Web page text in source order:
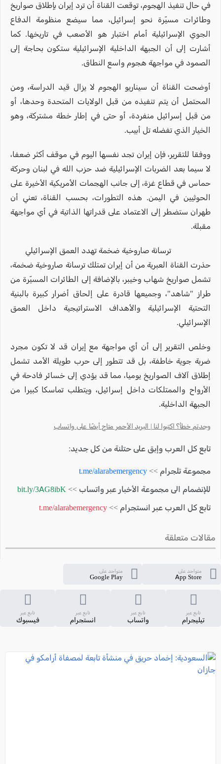
في حال تنفيذ الهجوم، توقعت القناة أن ترد إيران بإطلاق صواريخ
وطائرات مسيّرة نحو إسرائيل، مما سيضع منظومة الدفاع
الجوي الإسرائيلية أمام اختبار هو الأصعب في تاريخها. كما
أشارت إلى أن الجبهة الداخلية الإسرائيلية ستكون بحاجة إلى
الصمود في مواجهة هجوم واسع النطاق.
أوضحت القناة أن سيناريو الهجوم لا يزال قيد الدراسة، ومن
المحتمل أن يتم تنفيذه من قبل الولايات المتحدة وحدها، أو
من قبل إسرائيل منفردة، أو حتى في إطار خطة مشتركة، وهو
الخيار الذي تفضله تل أبيب.
ووفقا للتقرير، فإن إيران تجد نفسها اليوم في موقف أكثر ضعفا،
لا سيما بعد الضربات الإسرائيلية ضد حزب الله في لبنان وحركة
حماس في قطاع غزة، إلى جانب الهجمات الأمريكية الأخيرة على
الحوثيين في اليمن. هذه التطورات، بحسب القناة، تعني أن
طهران ستضطر إلى الاعتماد على قدراتها الذاتية في أي مواجهة
مقبلة.
ترسانة صاروخية ضخمة تهدد العمق الإسرائيلي
حذرت القناة العبرية من أن إيران تمتلك ترسانة صاروخية ضخمة،
تشمل صواريخ شهاب وخيبر، بالإضافة إلى الطائرات المسيّرة من
طراز "شاهد"، وجميعها قادرة على إلحاق أضرار كبيرة بالبنية
التحتية الإسرائيلية والأهداف الاستراتيجية داخل العمق
الإسرائيلي.
وخلص التقرير إلى أن أي مواجهة مع إيران قد لا تكون مجرد
ضربة جوية خاطفة، بل قد تتطور إلى حرب طويلة الأمد تشمل
إطلاق آلاف الصواريخ يوميا، مما قد يؤدي إلى خسائر فادحة في
الأرواح والممتلكات داخل إسرائيل، ويتطلب تماسكا كبيرا من
الجبهة الداخلية.
وجدتم خطأ؟ اكتبوا لنا | البريد الأحمر متاح أيضًا على واتساب
تابع كل العرب وإبق على حتلنة من كل جديد:
مجموعة تلجرام >> t.me/alarabemergency
للإنضمام الى مجموعة الأخبار عبر واتساب >> bit.ly/3AG8ibK
تابع كل العرب عبر انستجرام >> t.me/alarabemergency
مقالات متعلقة
متواجد على
App Store
متواجد على
Google Play
تابع عبر
تيليجرام
تابع عبر
واتساب
تابع عبر
انستجرام
تابع عبر
فيسبوك